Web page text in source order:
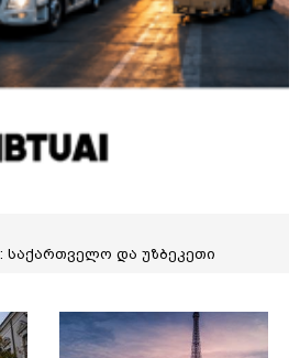
საქართველო და უზბეკეთი